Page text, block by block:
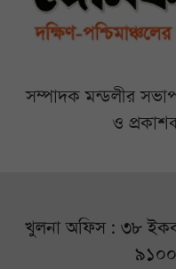
সম্পাদক মন্ডলীর
ও
খুলনা অফিস : ৩৮